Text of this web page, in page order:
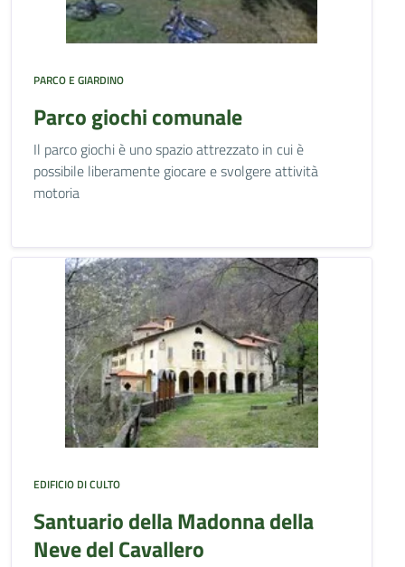
PARCO E GIARDINO
Parco giochi comunale
Il parco giochi è uno spazio attrezzato in cui è
possibile liberamente giocare e svolgere attività
motoria
EDIFICIO DI CULTO
Santuario della Madonna della
Neve del Cavallero